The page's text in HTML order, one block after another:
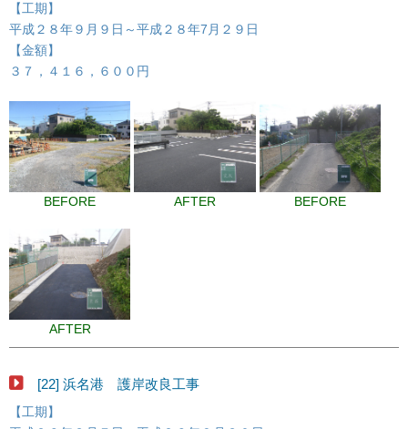
【工期】
平成２８年９月９日～平成２８年7月２９日
【金額】
３７，４１６，６００円
BEFORE AFTER BEFORE
AFTER
[22] 浜名港 護岸改良工事
【工期】